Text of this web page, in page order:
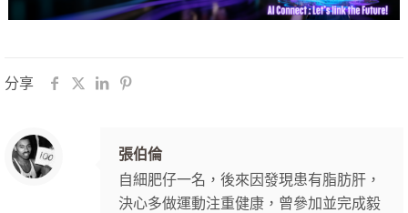
分享
張伯倫
自細肥仔一名，後來因發現患有脂肪肝，
決心多做運動注重健康，曾參加並完成毅